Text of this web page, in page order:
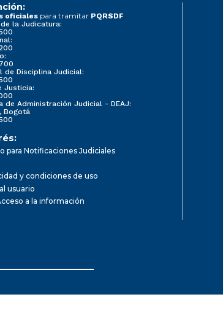
oficiales para tramitar PQRSDF
la Judicatura:
de Disciplina Judicial:
Justicia:
de Administración Judicial - DEAJ:
Bogotá
para Notificaciones Judiciales
y condiciones de uso
usuario
a la información